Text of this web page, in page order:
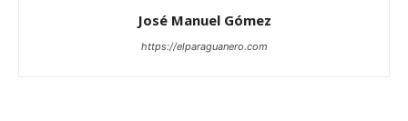
José Manuel Gómez
https://elparaguanero.com